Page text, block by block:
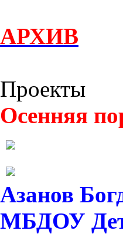
АРХИВ
Проекты
Осенняя
Азанов
МБДОУ